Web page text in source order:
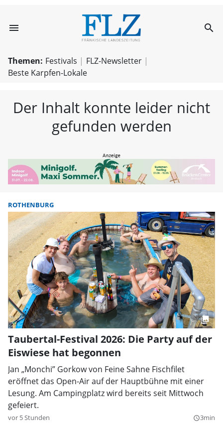
menu FLZ – search
Themen: Festivals
FLZ-Newsletter
Beste Karpfen-Lokale
Der Inhalt konnte leider nicht
gefunden werden
ROTHENBURG
Taubertal-Festival 2026: Die Party auf der
Eiswiese hat begonnen
Jan „Monchi” Gorkow von Feine Sahne Fischfilet
eröffnet das Open-Air auf der Hauptbühne mit einer
Lesung. Am Campingplatz wird bereits seit Mittwoch
gefeiert.
vor 5 Stunden query_builder3min